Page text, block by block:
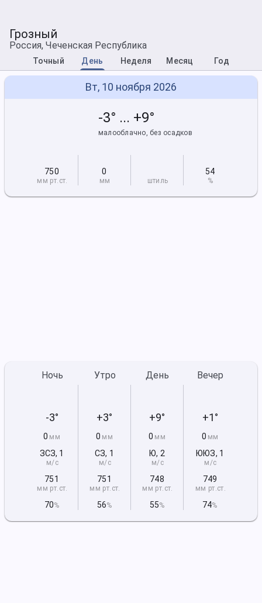
Грозный
Россия, Чеченская Республика
Точный День Неделя Месяц Год
Вт, 10 ноября 2026
-3° ... +9°
малооблачно, без осадков
750
мм рт.ст.
0
мм штиль
54
%
Ночь
-3°
0 мм
ЗСЗ, 1
м/с
751
мм рт.ст.
70%
Утро
+3°
0 мм
СЗ, 1
м/с
751
мм рт.ст.
56%
День
+9°
0 мм
Ю, 2
м/с
748
мм рт.ст.
55%
Вечер
+1°
0 мм
ЮЮЗ, 1
м/с
749
мм рт.ст.
74%